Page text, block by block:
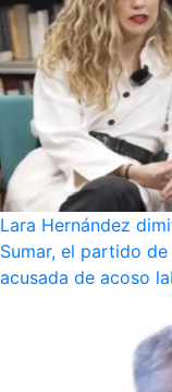
Lara Hernández
Sumar, el partido
acusada de acoso